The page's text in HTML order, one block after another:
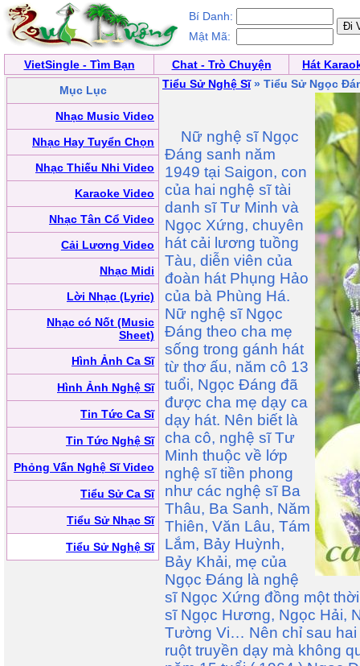
Bí Danh:
Mật Mã:
VietSingle - Tìm Bạn Chat - Trò Chuyện
Hát
Mục Lục
Nhạc Music Video
Nhạc Hay Tuyển Chọn
Nhạc Thiếu Nhi Video
Karaoke Video
Nhạc Tân Cổ Video
Cải Lương Video
Nhạc Midi
Lời Nhạc (Lyric)
Nhạc có Nốt (Music
Sheet)
Hình Ảnh Ca Sĩ
Hình Ảnh Nghệ Sĩ
Tin Tức Ca Sĩ
Tin Tức Nghệ Sĩ
Phỏng Vấn Nghệ Sĩ Video
Tiểu Sử Ca Sĩ
Tiểu Sử Nhạc Sĩ
Tiểu Sử Nghệ Sĩ
Tiểu Sử Nghệ Sĩ» Tiểu Sử Ngọc
Nữ nghệ sĩ Ngọc
Đáng sanh năm
1949 tại Saigon, con
của hai nghệ sĩ tài
danh sĩ Tư Minh và
Ngọc Xứng, chuyên
hát cải lương tuồng
Tàu, diễn viên của
đoàn hát Phụng Hảo
của bà Phùng Há.
Nữ nghệ sĩ Ngọc
Đáng theo cha mẹ
sống trong gánh hát
từ thơ ấu, năm cô 13
tuổi, Ngọc Đáng đã
được cha mẹ dạy ca
dạy hát. Nên biết là
cha cô, nghệ sĩ Tư
Minh thuộc về lớp
nghệ sĩ tiền phong
như các nghệ sĩ Ba
Thâu, Ba Sanh, Năm
Thiên, Văn Lâu, Tám
Lắm, Bảy Huỳnh,
Bảy Khải, mẹ của
Ngọc Đáng là nghệ
sĩ Ngọc Xứng đồng một
sĩ Ngọc Hương, Ngọc Hải,
Tường Vi… Nên chỉ sau hai
ruột truyền dạy mà không